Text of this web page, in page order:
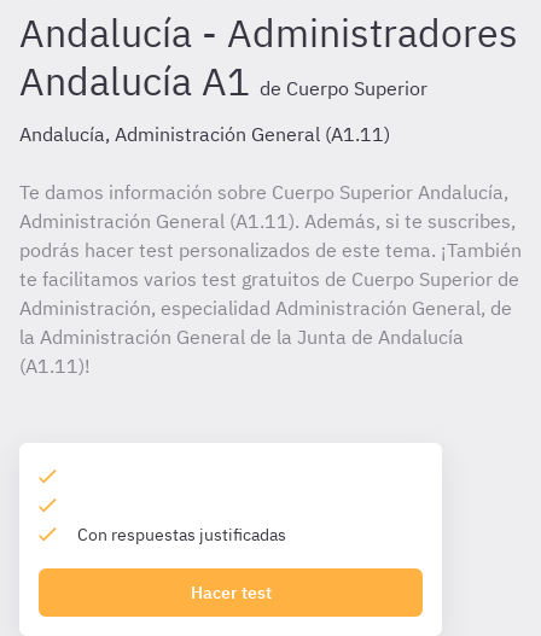
Andalucía - Administradores
Andalucía A1 de Cuerpo Superior
Andalucía, Administración General (A1.11)
Te damos información sobre Cuerpo Superior Andalucía,
Administración General (A1.11). Además, si te suscribes,
podrás hacer test personalizados de este tema. ¡También
te facilitamos varios test gratuitos de Cuerpo Superior de
Administración, especialidad Administración General, de
la Administración General de la Junta de Andalucía
(A1.11)!
Con respuestas justificadas
Hacer test